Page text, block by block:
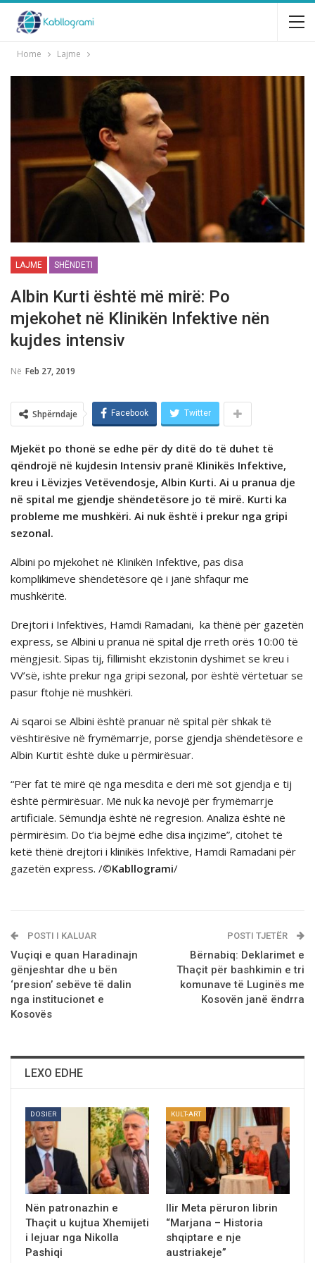
Home Lajme
LAJME SHËNDETI
Albin Kurti është më mirë: Po
mjekohet në Klinikën Infektive nën
kujdes intensiv
Në Feb 27, 2019
Shpërndaje Facebook Twitter
Mjekët po thonë se edhe për dy ditë do të duhet të
qëndrojë në kujdesin Intensiv pranë Klinikës Infektive,
kreu i Lëvizjes Vetëvendosje, Albin Kurti. Ai u pranua dje
në spital me gjendje shëndetësore jo të mirë. Kurti ka
probleme me mushkëri. Ai nuk është i prekur nga gripi
sezonal.
Albini po mjekohet në Klinikën Infektive, pas disa
komplikimeve shëndetësore që i janë shfaqur me
mushkëritë.
Drejtori i Infektivës, Hamdi Ramadani, ka thënë për gazetën
express, se Albini u pranua në spital dje rreth orës 10:00 të
mëngjesit. Sipas tij, fillimisht ekzistonin dyshimet se kreu i
VV’së, ishte prekur nga gripi sezonal, por është vërtetuar se
pasur ftohje në mushkëri.
Ai sqaroi se Albini është pranuar në spital për shkak të
vështirësive në frymëmarrje, porse gjendja shëndetësore e
Albin Kurtit është duke u përmirësuar.
“Për fat të mirë që nga mesdita e deri më sot gjendja e tij
është përmirësuar. Më nuk ka nevojë për frymëmarrje
artificiale. Sëmundja është në regresion. Analiza është në
përmirësim. Do t’ia bëjmë edhe disa inçizime”, citohet të
ketë thënë drejtori i klinikës Infektive, Hamdi Ramadani për
gazetën express. /©Kabllogrami/
POSTI I KALUAR
Vuçiqi e quan Haradinajn
gënjeshtar dhe u bën
‘presion’ sebëve të dalin
nga institucionet e
Kosovës
POSTI TJETËR
Bërnabiq: Deklarimet e
Thaçit për bashkimin e tri
komunave të Luginës me
Kosovën janë ëndrra
LEXO EDHE
DOSIER
Nën patronazhin e
Thaçit u kujtua Xhemijeti
i lejuar nga Nikolla
Pashiqi
KULT-ART
Ilir Meta pёruron librin
“Marjana – Historia
shqiptare e nje
austriakeje”